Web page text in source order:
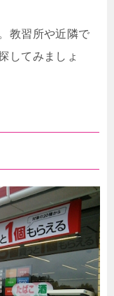
教習所や近隣で
してみましょ